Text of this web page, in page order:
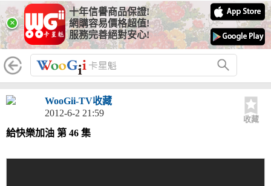
×
十年信譽商品保證!
網購容易價格超值!
服務完善絕對安心!
WooGii-TV收藏
2012-6-2 21:59
收藏
給快樂加油 第 46 集